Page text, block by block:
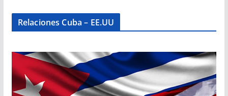
Relaciones Cuba – EE.UU